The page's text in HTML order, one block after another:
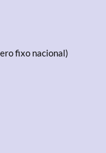
fixo nacional)